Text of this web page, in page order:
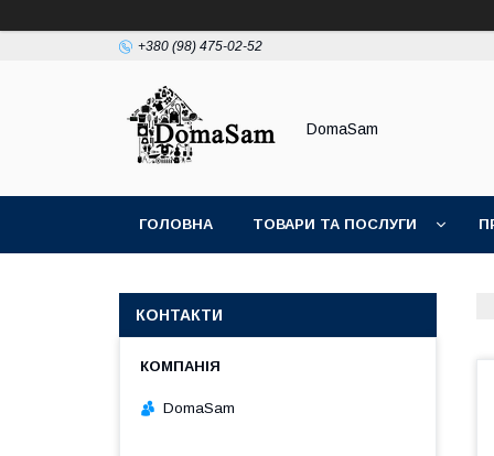
+380 (98) 475-02-52
DomaSam
ГОЛОВНА ТОВАРИ ТА ПОСЛУГИ
КОНТАКТИ
DomaSam